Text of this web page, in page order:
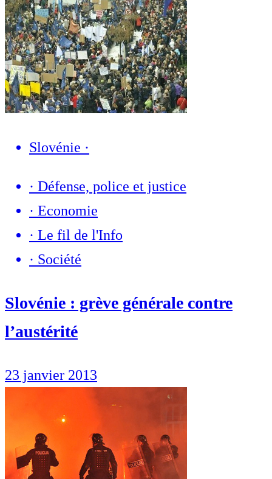
Slovénie ·
· Défense, police et justice
· Economie
· Le fil de l'Info
· Société
Slovénie : grève générale contre
l’austérité
23 janvier 2013